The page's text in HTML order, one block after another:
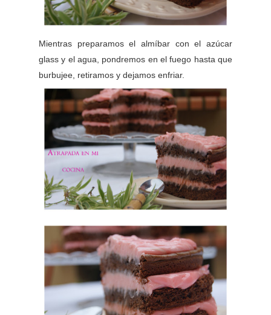
Mientras preparamos el almíbar con el azúcar
glass y el agua, pondremos en el fuego hasta que
burbujee, retiramos y dejamos enfriar.